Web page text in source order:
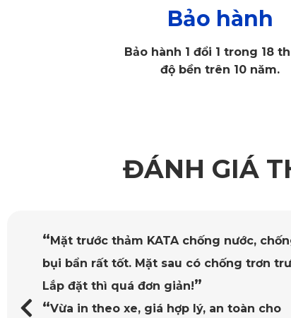
người dùng. Đặc biệt, thảm đã được kiểm định bởi
hoàn toàn yên tâm về tính lâu dài của sản phẩm.
Thiết kế tinh xảo đến từng chi tiết
Bảo hành
Bảo hành 1 đổi 1 trong 18
độ bền trên 10 năm.
ĐÁNH GIÁ
“ Mặt trước thảm KATA chống nước,
bụi bẩn rất tốt. Mặt sau có chống trơn
Lắp đặt thì quá đơn giản!”
“Vừa in theo xe, giá hợp lý, an toàn cho